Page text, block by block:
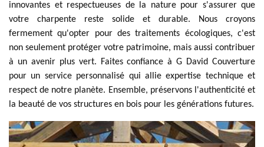
innovantes et respectueuses de la nature pour s'assurer que
votre charpente reste solide et durable. Nous croyons
fermement qu'opter pour des traitements écologiques, c'est
non seulement protéger votre patrimoine, mais aussi contribuer
à un avenir plus vert. Faites confiance à G David Couverture
pour un service personnalisé qui allie expertise technique et
respect de notre planète. Ensemble, préservons l'authenticité et
la beauté de vos structures en bois pour les générations futures.